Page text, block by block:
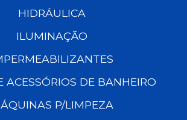
HIDRÁULICA
ILUMINAÇÃO
ACESSÓRIOS DE BANHEIRO
P/LIMPEZA